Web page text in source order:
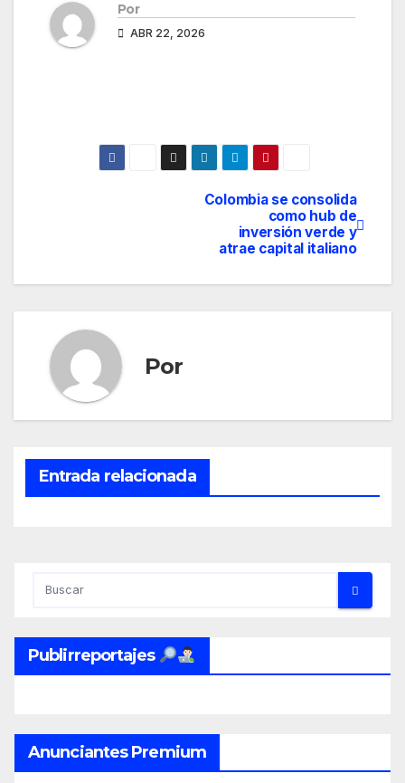
Por
ABR 22, 2026
entradas
Colombia se consolida
como hub de
inversión verde y
atrae capital italiano
Por
Entrada relacionada
Publirreportajes
Anunciantes Premium